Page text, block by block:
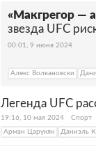
«Макгрегор —
звезда UFC
00:01, 9 июня 2024
Алекс Волкановски
Легенда UFC
19:16, 10 мая 2024
Спорт
Арман Царукян
Даниэль